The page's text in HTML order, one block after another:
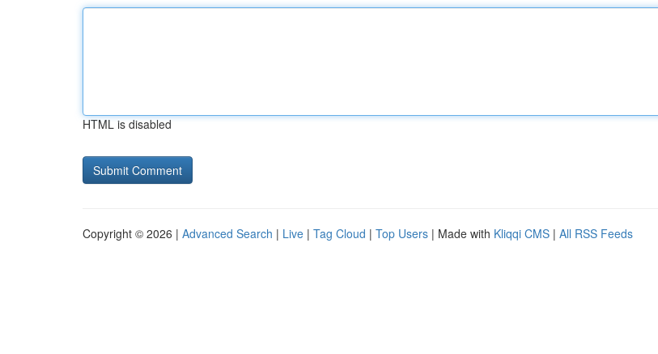
HTML is disabled
Copyright © 2026 | Advanced Search | Live | Tag Cloud | Top Users | Made with Kliqqi CMS | All RSS Feeds